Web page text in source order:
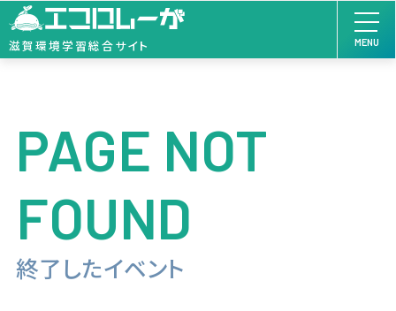
滋賀環境学習総合サイト MENU
PAGE NOT
FOUND
終了したイベント